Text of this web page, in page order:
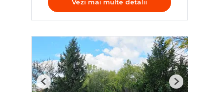
Vezi mai multe detalii
Previous Next